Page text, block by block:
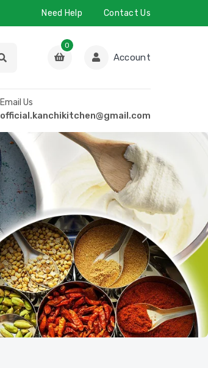
Need Help Contact Us
0
Account
Email Us
official.kanchikitchen@gmail.com